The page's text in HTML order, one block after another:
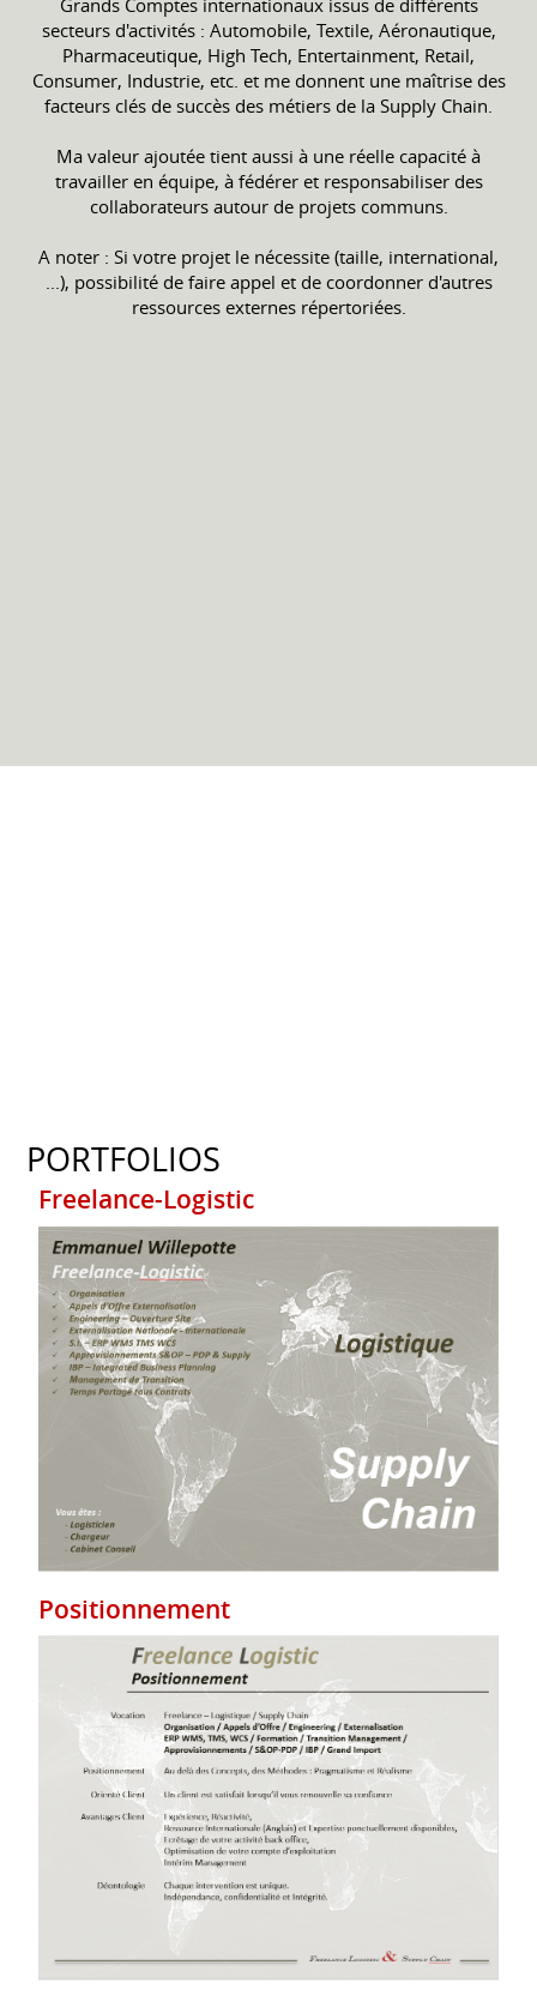
Grands Comptes internationaux issus de différents
secteurs d'activités : Automobile, Textile, Aéronautique,
Pharmaceutique, High Tech, Entertainment, Retail,
Consumer, Industrie, etc. et me donnent une maîtrise des
facteurs clés de succès des métiers de la Supply Chain.
Ma valeur ajoutée tient aussi à une réelle capacité à
travailler en équipe, à fédérer et responsabiliser des
collaborateurs autour de projets communs.
A noter : Si votre projet le nécessite (taille, international,
...), possibilité de faire appel et de coordonner d'autres
ressources externes répertoriées.
PORTFOLIOS
Freelance-Logistic
Positionnement